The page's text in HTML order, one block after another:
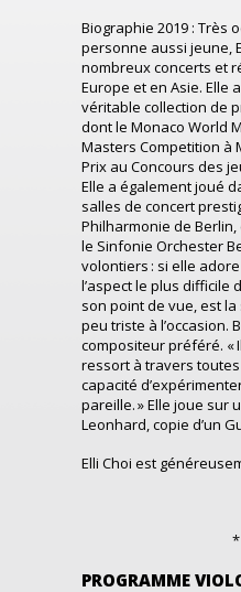
Biographie 2019 : Très
personne aussi jeune,
nombreux concerts et
Europe et en Asie. Elle
véritable collection de
dont le Monaco World
Masters Competition à
Prix au Concours des
Elle a également joué
salles de concert
Philharmonie de
le Sinfonie Orchester
volontiers : si elle
l’aspect le plus difficile
son point de vue, est
peu triste à l’occasion.
compositeur préféré. «
ressort à travers
capacité
pareille. »Elle joue sur
Leonhard, copie d’un
Elli Choi est
PROGRAMME